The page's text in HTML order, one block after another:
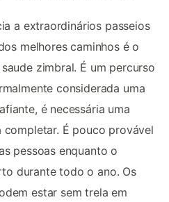
a extraordinários passeios
melhores caminhos é o
zimbral. É um percurso
considerada uma
é necessária uma
É pouco provável
pessoas enquanto o
durante todo o ano. Os
estar sem trela em